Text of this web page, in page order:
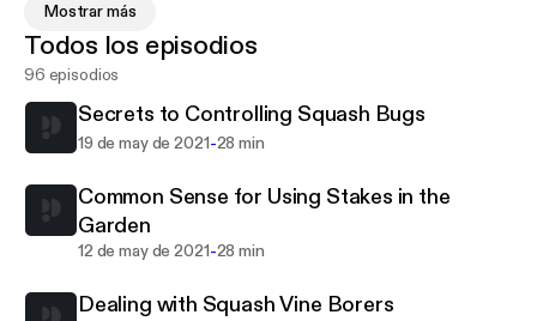
growing tips, recipe inspiration and more. And for
more information, including
how-to articles and helpful photos and videos, visit
beeandbasil.com. Support
this podcast:https://anchor.fm/growyourownfood/s
Mostrar más
Todos los episodios
96 episodios
Secrets to Controlling Squash Bugs
19 de may de 2021-28 min
Common Sense for Using Stakes in the
Garden
12 de may de 2021-28 min
Dealing with Squash Vine Borers